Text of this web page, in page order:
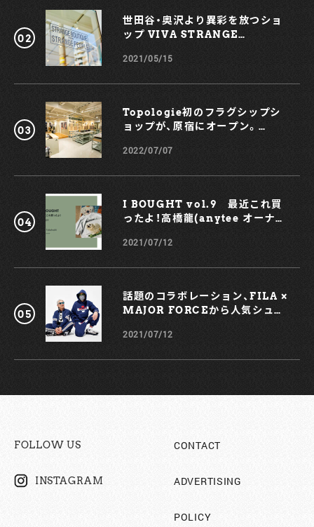
世田谷・奥沢より異彩を放つショ
ップ VIVA STRANGE
2021/05/15
Topologie初のフラグシップシ
ョップが、原宿にオープン。
も！
2022/07/07
I BOUGHT vol.9 最近これ買
ったよ！高橋龍(anytee オーナ
2021/07/12
話題のコラボレーション、FILA ×
MAJOR FORCEから人気シュー
2021/07/12
FOLLOW US
INSTAGRAM
CONTACT
ADVERTISING
POLICY